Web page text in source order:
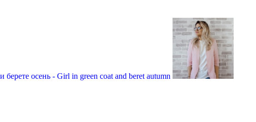
берете осень - Girl in green coat and beret autumn